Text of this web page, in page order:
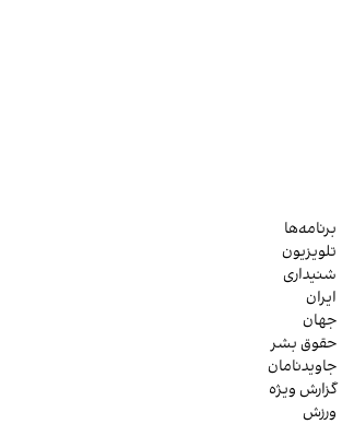
برنامه‌ها
تلویزیون
شنیداری
ایران
جهان
حقوق بشر
جاویدنامان
گزارش ویژه
ورزش